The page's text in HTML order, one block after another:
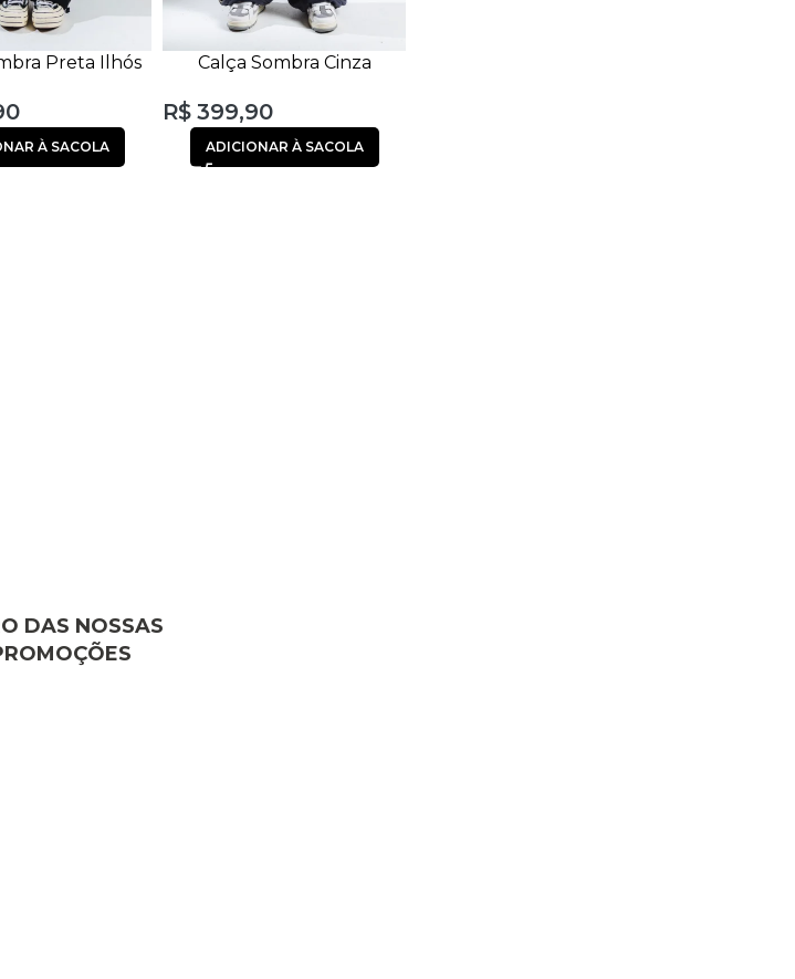
Preta Ilhós
À SACOLA
Calça Sombra Cinza
R$ 399,90
ADICIONAR À SACOLA
DAS NOSSAS